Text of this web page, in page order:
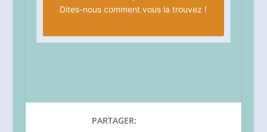
Dites-nous comment vous la trouvez !
PARTAGER: